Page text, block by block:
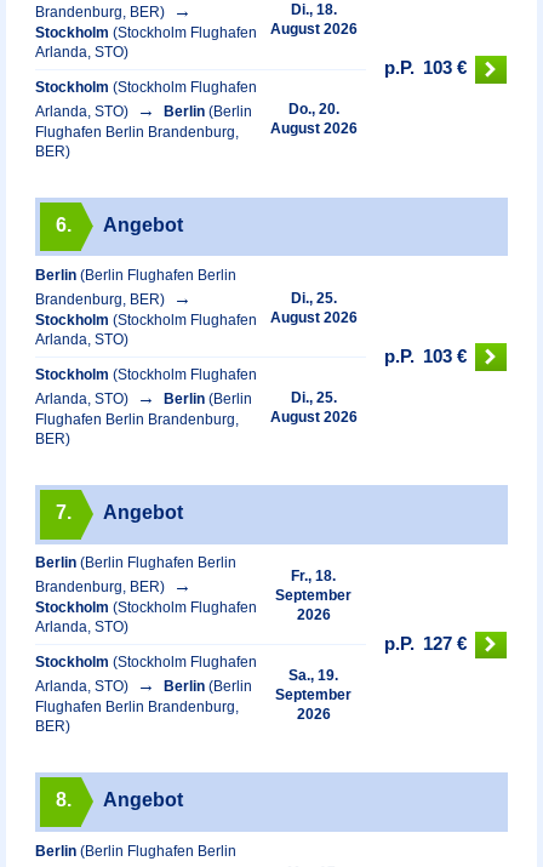
Brandenburg, BER)
Stockholm (Stockholm Flughafen
Arlanda, STO)
Di., 18.
August 2026
Stockholm (Stockholm Flughafen
Arlanda, STO)
Berlin (Berlin
Flughafen Berlin Brandenburg,
BER)
Do., 20.
August 2026
p.P. 103 €
6. Angebot
Berlin (Berlin Flughafen Berlin
Brandenburg, BER)
Stockholm (Stockholm Flughafen
Arlanda, STO)
Di., 25.
August 2026
Stockholm (Stockholm Flughafen
Arlanda, STO)
Berlin (Berlin
Flughafen Berlin Brandenburg,
BER)
Di., 25.
August 2026
p.P. 103 €
7. Angebot
Berlin (Berlin Flughafen Berlin
Brandenburg, BER)
Stockholm (Stockholm Flughafen
Arlanda, STO)
Fr., 18.
September
2026
Stockholm (Stockholm Flughafen
Arlanda, STO)
Berlin (Berlin
Flughafen Berlin Brandenburg,
BER)
Sa., 19.
September
2026
p.P. 127 €
8. Angebot
Berlin (Berlin Flughafen Berlin